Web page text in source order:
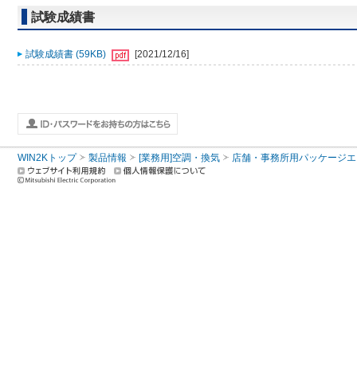
試験成績書
試験成績書 (59KB) [2021/12/16]
WIN2Kトップ 製品情報 [業務用]空調・換気 店舗・事務所用パッケージ